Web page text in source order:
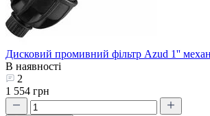
Дисковий промивний фільтр Azud 1''
В наявності
2
1 554 грн